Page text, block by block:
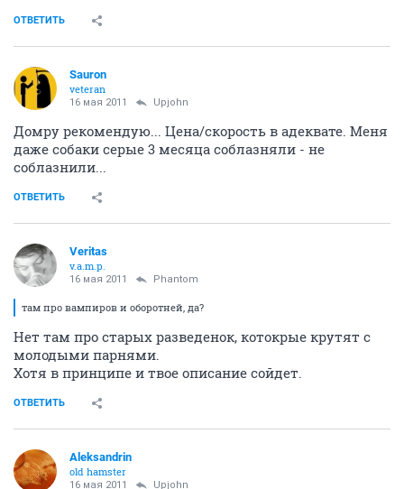
ОТВЕТИТЬ
Sauron
veteran
16 мая 2011 Upjohn
Домру рекомендую... Цена/скорость в адеквате. Меня
даже собаки серые 3 месяца соблазняли - не
соблазнили...
ОТВЕТИТЬ
Veritas
v.a.m.p.
16 мая 2011 Phantom
там про вампиров и оборотней, да?
Нет там про старых разведенок, котокрые крутят с
молодыми парнями.
Хотя в принципе и твое описание сойдет.
ОТВЕТИТЬ
Aleksandrin
old hamster
16 мая 2011 Upjohn